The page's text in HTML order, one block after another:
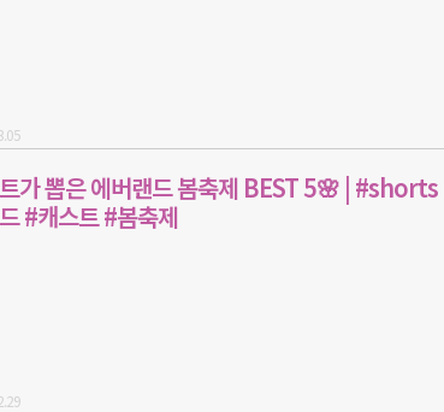
가 뽑은 에버랜드 봄축제 BEST 5🌸 |
#캐스트 #봄축제